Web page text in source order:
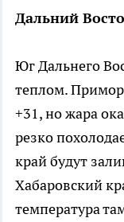
Дальний
Юг Дальнего
теплом.
+31, но жара
резко
край будут
Хабаровский
температура